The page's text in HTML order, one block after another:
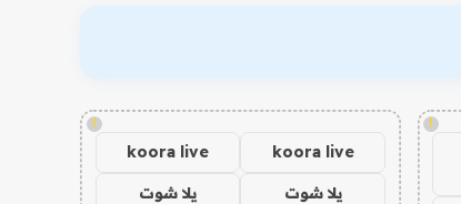
!
!
koora live
koora live
يلا شوت يلا شوت